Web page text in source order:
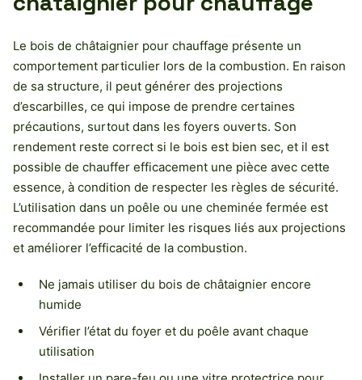
Le bois de châtaignier pour chauffage présente un
comportement particulier lors de la combustion. En raison
de sa structure, il peut générer des projections
d’escarbilles, ce qui impose de prendre certaines
précautions, surtout dans les foyers ouverts. Son
rendement reste correct si le bois est bien sec, et il est
possible de chauffer efficacement une pièce avec cette
essence, à condition de respecter les règles de sécurité.
L’utilisation dans un poêle ou une cheminée fermée est
recommandée pour limiter les risques liés aux projections
et améliorer l’efficacité de la combustion.
Ne jamais utiliser du bois de châtaignier encore
humide
Vérifier l’état du foyer et du poêle avant chaque
utilisation